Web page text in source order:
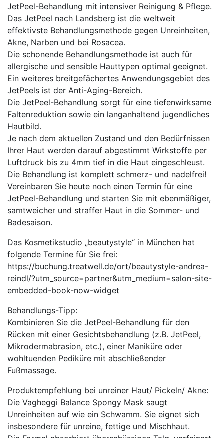
JetPeel-Behandlung mit intensiver Reinigung & Pflege.
Das JetPeel nach Landsberg ist die weltweit
effektivste Behandlungsmethode gegen Unreinheiten,
Akne, Narben und bei Rosacea.
Die schonende Behandlungsmethode ist auch für
allergische und sensible Hauttypen optimal geeignet.
Ein weiteres breitgefächertes Anwendungsgebiet des
JetPeels ist der Anti-Aging-Bereich.
Die JetPeel-Behandlung sorgt für eine tiefenwirksame
Faltenreduktion sowie ein langanhaltend jugendliches
Hautbild.
Je nach dem aktuellen Zustand und den Bedürfnissen
Ihrer Haut werden darauf abgestimmt Wirkstoffe per
Luftdruck bis zu 4mm tief in die Haut eingeschleust.
Die Behandlung ist komplett schmerz- und nadelfrei!
Vereinbaren Sie heute noch einen Termin für eine
JetPeel-Behandlung und starten Sie mit ebenmäßiger,
samtweicher und straffer Haut in die Sommer- und
Badesaison.
Das Kosmetikstudio „beautystyle“ in München hat
folgende Termine für Sie frei:
https://buchung.treatwell.de/ort/beautystyle-andrea-
reindl/?utm_source=partner&utm_medium=salon-site-
embedded-book-now-widget
Behandlungs-Tipp:
Kombinieren Sie die JetPeel-Behandlung für den
Rücken mit einer Gesichtsbehandlung (z.B. JetPeel,
Mikrodermabrasion, etc.), einer Maniküre oder
wohltuenden Pediküre mit abschließender
Fußmassage.
Produktempfehlung bei unreiner Haut/ Pickeln/ Akne:
Die Vagheggi Balance Spongy Mask saugt
Unreinheiten auf wie ein Schwamm. Sie eignet sich
insbesondere für unreine, fettige und Mischhaut.